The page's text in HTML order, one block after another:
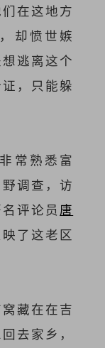
在这地方
却愤世嫉
逃离这个
，只能躲
常熟悉富
调查，访
评论员 唐
了这老区
藏在在吉
去家乡，